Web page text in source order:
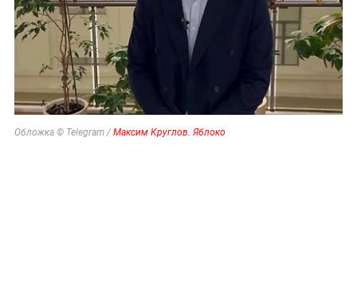
Обложка © Telegram / Максим Круглов. Яблоко